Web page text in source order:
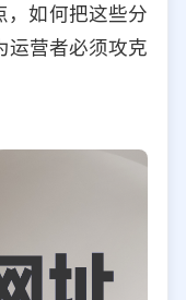
，如何把这些分
运营者必须攻克